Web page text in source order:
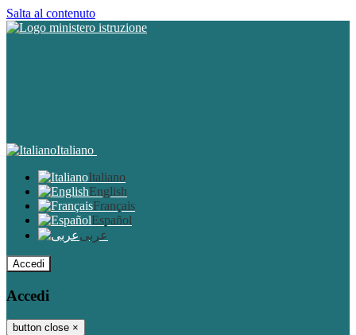
Salta al contenuto
Italiano
Italiano
English
Français
Español
عربى
Accedi
Accedi
button close ×